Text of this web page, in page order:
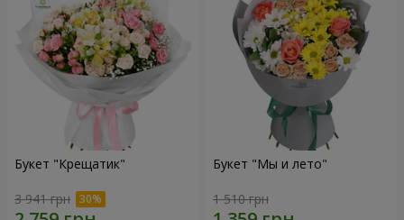
Букет "Крещатик"
3 941 грн
Букет "Мы и лето"
1 510 грн